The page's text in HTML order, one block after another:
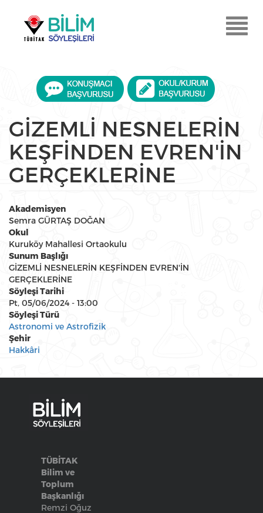
Menu
Aç
GİZEMLİ NESNELERİN
KEŞFİNDEN EVREN'İN
GERÇEKLERİNE
Akademisyen
Semra GÜRTAŞ DOĞAN
Okul
Kuruköy Mahallesi Ortaokulu
Sunum Başlığı
GİZEMLİ NESNELERİN KEŞFİNDEN EVREN'İN
GERÇEKLERİNE
Söyleşi Tarihi
Pt, 05/06/2024 - 13:00
Söyleşi Türü
Astronomi ve Astrofizik
Şehir
Hakkâri
TÜBİTAK
Bilim ve
Toplum
Başkanlığı
Remzi Oğuz